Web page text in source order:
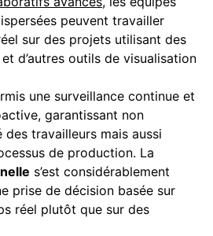
peuvent travailler
sur des projets utilisant des
d’autres outils de visualisation
une surveillance continue et
garantissant non
des travailleurs mais aussi
de production. La
s’est considérablement
prise de décision basée sur
réel plutôt que sur des